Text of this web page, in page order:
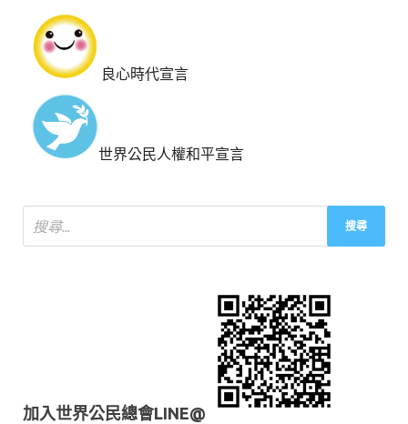
良心時代宣言
世界公民人權和平宣言
加入世界公民總會LINE@